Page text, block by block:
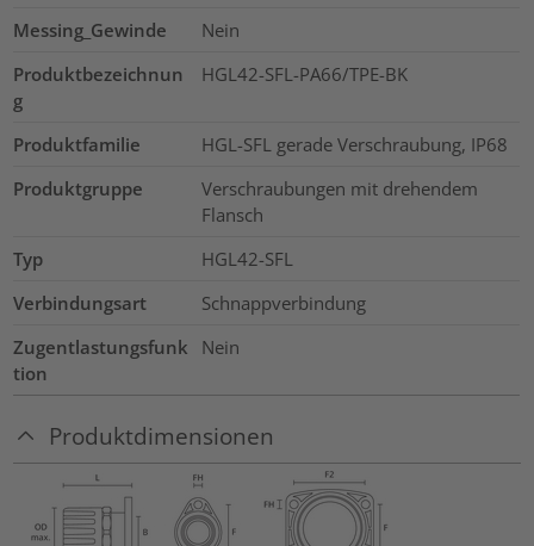
Messing_Gewinde
Nein
Produktbezeichnun
g
HGL42-SFL-PA66/TPE-BK
Produktfamilie
HGL-SFL gerade Verschraubung, IP68
Produktgruppe
Verschraubungen mit drehendem
Flansch
Typ
HGL42-SFL
Verbindungsart
Schnappverbindung
Zugentlastungsfunk
tion
Nein
Produktdimensionen